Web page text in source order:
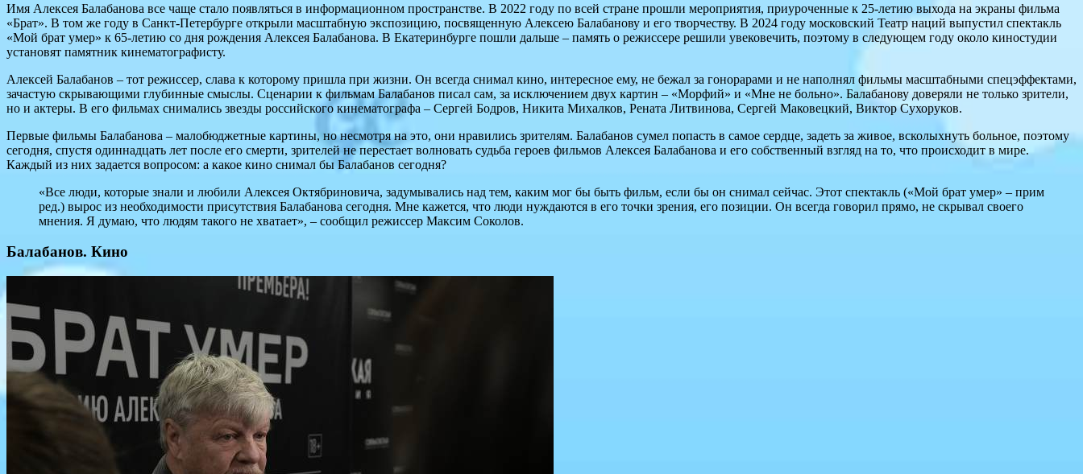
Имя Алексея Балабанова все чаще стало появляться в информационном пространстве. В 2022 году по всей стране прошли мероприятия, приуроченные к 25-летию выхода на экраны фильма
«Брат». В том же году в Санкт-Петербурге открыли масштабную экспозицию, посвященную Алексею Балабанову и его творчеству. В 2024 году московский Театр наций выпустил спектакль
«Мой брат умер» к 65-летию со дня рождения Алексея Балабанова. В Екатеринбурге пошли дальше – память о режиссере решили увековечить, поэтому в следующем году около киностудии
установят памятник кинематографисту.
Алексей Балабанов – тот режиссер, слава к которому пришла при жизни. Он всегда снимал кино, интересное ему, не бежал за гонорарами и не наполнял фильмы масштабными спецэффектами,
зачастую скрывающими глубинные смыслы. Сценарии к фильмам Балабанов писал сам, за исключением двух картин – «Морфий» и «Мне не больно». Балабанову доверяли не только зрители,
но и актеры. В его фильмах снимались звезды российского кинематографа – Сергей Бодров, Никита Михалков, Рената Литвинова, Сергей Маковецкий, Виктор Сухоруков.
Первые фильмы Балабанова – малобюджетные картины, но несмотря на это, они нравились зрителям. Балабанов сумел попасть в самое сердце, задеть за живое, всколыхнуть больное, поэтому
сегодня, спустя одиннадцать лет после его смерти, зрителей не перестает волновать судьба героев фильмов Алексея Балабанова и его собственный взгляд на то, что происходит в мире.
Каждый из них задается вопросом: а какое кино снимал бы Балабанов сегодня?
«Все люди, которые знали и любили Алексея Октябриновича, задумывались над тем, каким мог бы быть фильм, если бы он снимал сейчас. Этот спектакль («Мой брат умер» – прим
ред.) вырос из необходимости присутствия Балабанова сегодня. Мне кажется, что люди нуждаются в его точки зрения, его позиции. Он всегда говорил прямо, не скрывал своего
мнения. Я думаю, что людям такого не хватает», – сообщил режиссер Максим Соколов.
Балабанов. Кино